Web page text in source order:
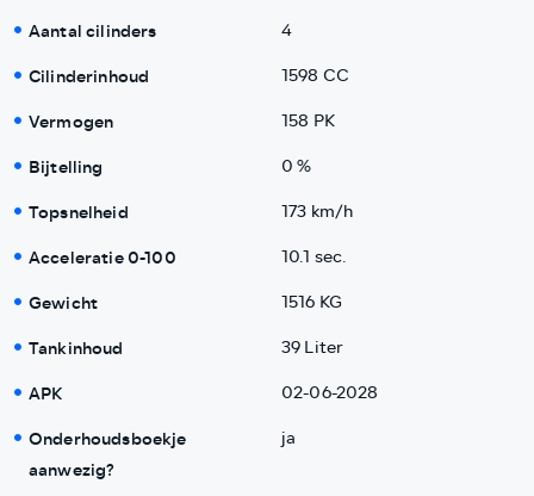
Aantal cilinders 4
Cilinderinhoud 1598 CC
Vermogen 158 PK
Bijtelling 0 %
Topsnelheid 173 km/h
Acceleratie 0-100 10.1 sec.
Gewicht 1516 KG
Tankinhoud 39 Liter
APK 02-06-2028
Onderhoudsboekje
aanwezig?
ja